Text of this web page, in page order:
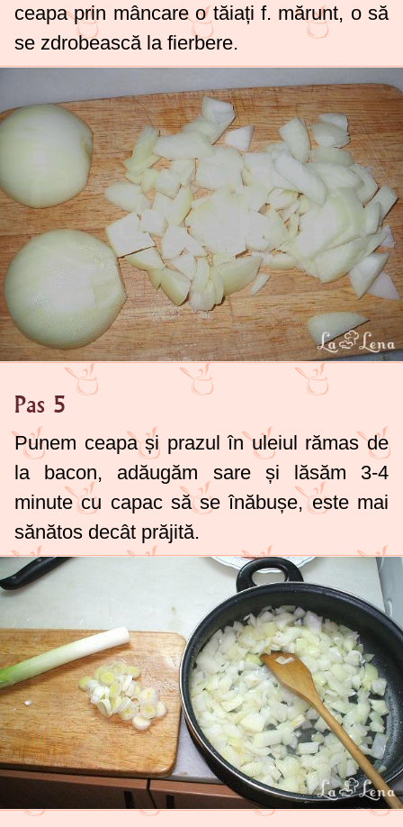
ceapa prin mâncare o tăiați f. mărunt, o să
se zdrobească la fierbere.
Pas 5
Punem ceapa și prazul în uleiul rămas de
la bacon, adăugăm sare și lăsăm 3-4
minute cu capac să se înăbușe, este mai
sănătos decât prăjită.